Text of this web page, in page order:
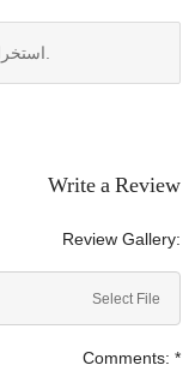
#استخراج.تصريح .زواج . سعودي.من . الخارج.
Write a Review
Review Gallery:
Select File
Comments: *